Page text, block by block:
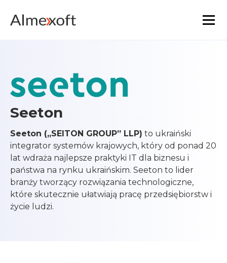
Branże
Technologie platformowe
Podstawowa funkcjonalność
Zasoby
Marketplace
Seeton
Seeton („SEITON GROUP” LLP) to ukraiński
integrator systemów krajowych, który od ponad 20
lat wdraża najlepsze praktyki IT dla biznesu i
państwa na rynku ukraińskim. Seeton to lider
branży tworzący rozwiązania technologiczne,
które skutecznie ułatwiają pracę przedsiębiorstw i
życie ludzi.